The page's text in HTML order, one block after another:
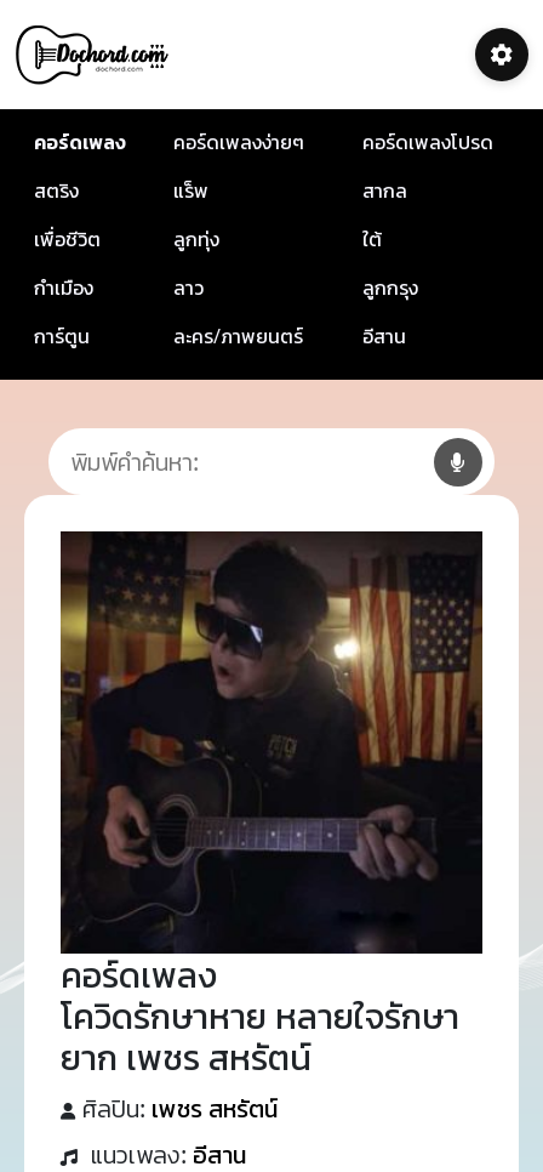
คอร์ดเพลง คอร์ดเพลงง่ายๆ
คอร์ดเพลงโปรด
สตริง
แร็พ
สากล
เพื่อชีวิต
ลูกทุ่ง
ใต้
กำเมือง
ลาว
ลูกกรุง
การ์ตูน
ละคร/ภาพยนตร์ อีสาน
คอร์ดเพลง
โควิดรักษาหาย หลายใจรักษา
ยาก เพชร สหรัตน์
ศิลปิน: เพชร สหรัตน์
แนวเพลง: อีสาน